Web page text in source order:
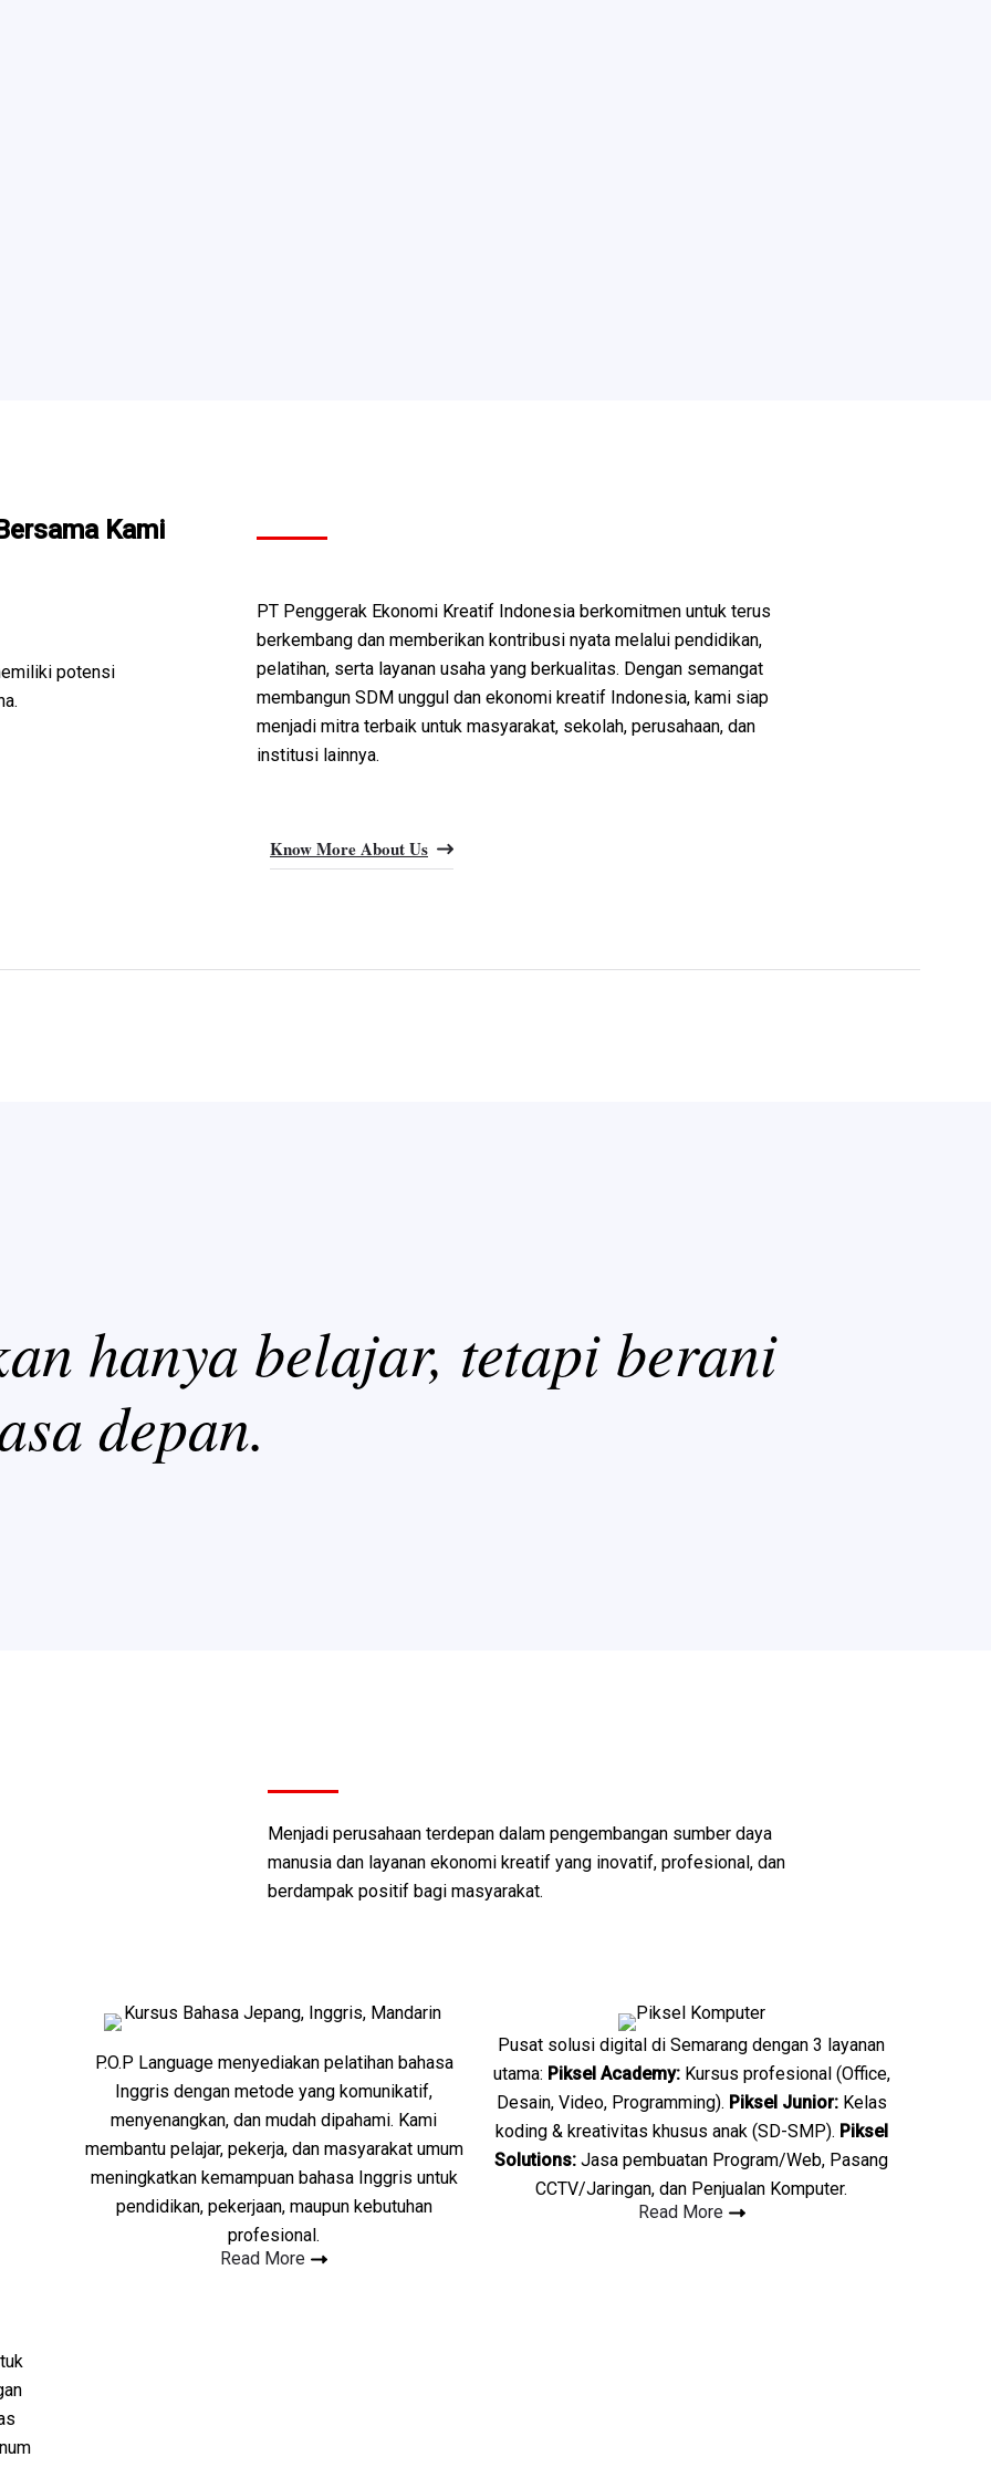
Kami
potensi
PT Penggerak Ekonomi Kreatif Indonesia berkomitmen untuk terus
berkembang dan memberikan kontribusi nyata melalui pendidikan,
pelatihan, serta layanan usaha yang berkualitas. Dengan semangat
membangun SDM unggul dan ekonomi kreatif Indonesia, kami siap
menjadi mitra terbaik untuk masyarakat, sekolah, perusahaan, dan
institusi lainnya.
Know More About Us
hanya belajar, tetapi berani
depan.
Menjadi perusahaan terdepan dalam pengembangan sumber daya
manusia dan layanan ekonomi kreatif yang inovatif, profesional, dan
berdampak positif bagi masyarakat.
P.O.P Language menyediakan pelatihan bahasa
Inggris dengan metode yang komunikatif,
menyenangkan, dan mudah dipahami. Kami
membantu pelajar, pekerja, dan masyarakat umum
meningkatkan kemampuan bahasa Inggris untuk
pendidikan, pekerjaan, maupun kebutuhan
profesional.
Read More
Pusat solusi digital di Semarang dengan 3 layanan
utama: Piksel Academy:Kursus profesional (Office,
Desain, Video, Programming). Piksel Junior:Kelas
koding & kreativitas khusus anak (SD-SMP). Piksel
Solutions: Jasa pembuatan Program/Web, Pasang
CCTV/Jaringan, dan Penjualan Komputer.
Read More